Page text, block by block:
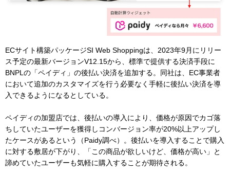
ECサイト構築パッケージSI Web Shoppingは、2023年9月にリリー
ス予定の最新バージョンV12.15から、標準で提供する決済手段に
BNPLの「ペイディ」の後払い決済を追加する。同社は、EC事業者
において追加のカスタマイズを行う必要なく手軽に後払い決済を導
入できるようになるとしている。
ペイディの加盟店では、後払いの導入により、価格が原因でカゴ落
ちしていたユーザーを獲得しコンバージョン率が20%以上アップし
たケースがあるという（Paidy調べ）。後払いを導入することで購入
に対する敷居が下がり、「この商品が欲しいけど、価格が高い」と
諦めていたユーザーも気軽に購入することが期待される。